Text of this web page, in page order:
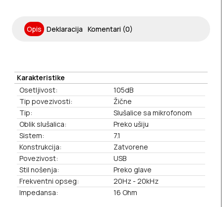
Opis Deklaracija Komentari (0)
Karakteristike
Osetljivost:
105dB
Tip povezivosti:
Žične
Tip:
Slušalice sa mikrofonom
Oblik slušalica:
Preko ušiju
Sistem:
7.1
Konstrukcija:
Zatvorene
Povezivost:
USB
Stil nošenja:
Preko glave
Frekventni opseg:
20Hz - 20kHz
Impedansa:
16 Ohm